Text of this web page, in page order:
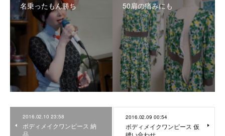
名乗ったもん勝ち 50肩の痛みにも
2016.02.10 23:58
ボディメイクワンピース 納
品
2016.02.09 00:54
ボディメイクワンピース 仮
縫い合わせ